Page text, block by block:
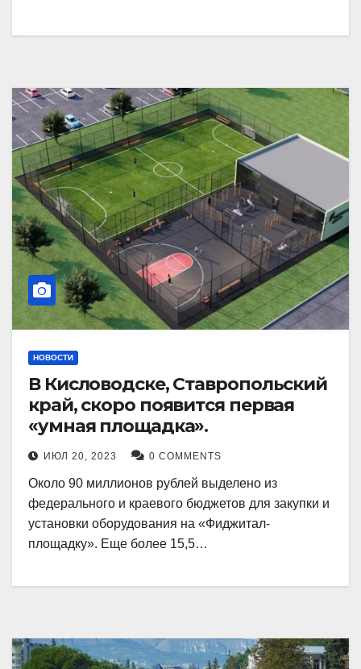
НОВОСТИ
В Кисловодске, Ставропольский
край, скоро появится первая
«умная площадка».
ИЮЛ 20, 2023 0 COMMENTS
Около 90 миллионов рублей выделено из
федерального и краевого бюджетов для закупки и
установки оборудования на «Фиджитал-
площадку». Еще более 15,5…